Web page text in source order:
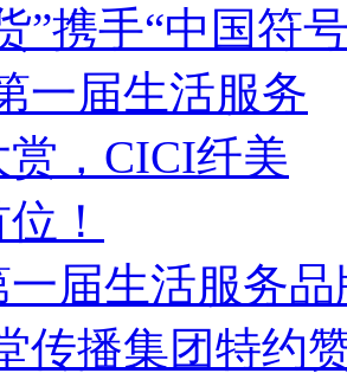
”携手“中国符
一届生活服务